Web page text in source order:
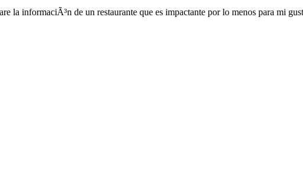
informaciÃ³n de un restaurante que es impactante por lo menos para mi